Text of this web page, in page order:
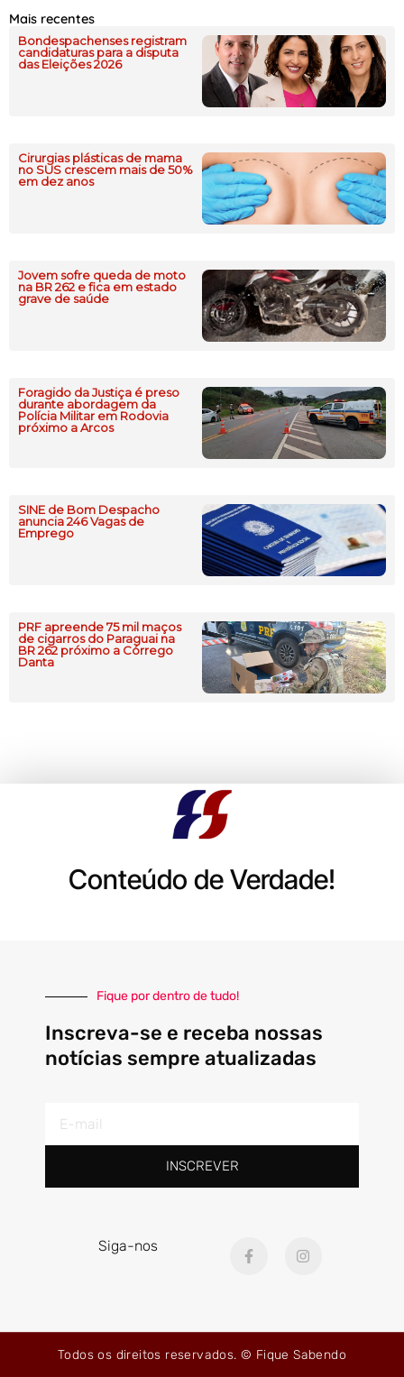
Mais recentes
Bondespachenses registram
candidaturas para a disputa
das Eleições 2026
Cirurgias plásticas de mama
no SUS crescem mais de 50%
em dez anos
Jovem sofre queda de moto
na BR 262 e fica em estado
grave de saúde
Foragido da Justiça é preso
durante abordagem da
Polícia Militar em Rodovia
próximo a Arcos
SINE de Bom Despacho
anuncia 246 Vagas de
Emprego
PRF apreende 75 mil maços
de cigarros do Paraguai na
BR 262 próximo a Córrego
Danta
Conteúdo de Verdade!
Fique por dentro de tudo!
Inscreva-se e receba nossas
notícias sempre atualizadas
mail
INSCREVER
Siga-nos
a
o
-
n
r
m
Todos os direitos reservados. © Fique Sabendo